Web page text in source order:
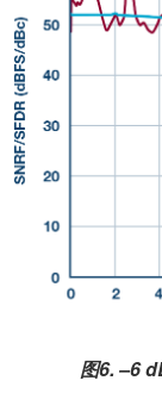
图6. –6